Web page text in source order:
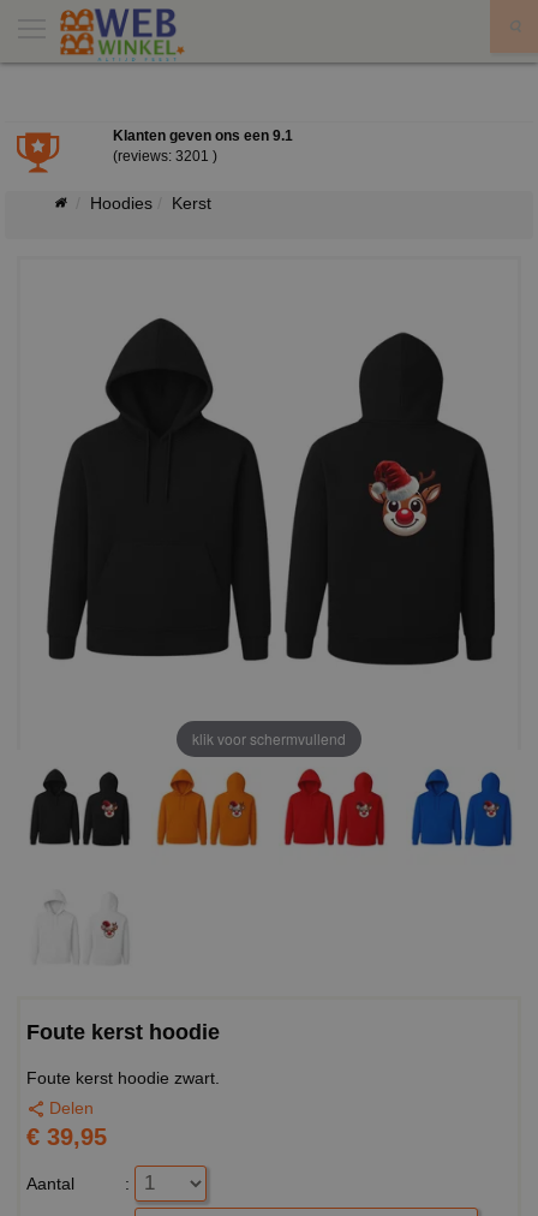
Klanten geven ons een 9.1
(reviews: 3201 )
Hoodies Kerst
klik voor schermvullend
Foute kerst hoodie
Foute kerst hoodie zwart.
Delen
€ 39,95
Aantal :